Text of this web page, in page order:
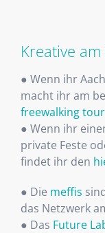
Kreative
● Wenn ihr
macht ihr am
freewalking tour
● Wenn ihr
private Feste
findet ihr den
● Die meffis
das Netzwerk
● Das Future